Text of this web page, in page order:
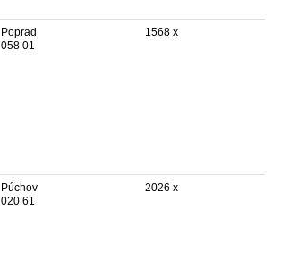
Poprad
058 01
1568 x
Púchov
020 61
2026 x